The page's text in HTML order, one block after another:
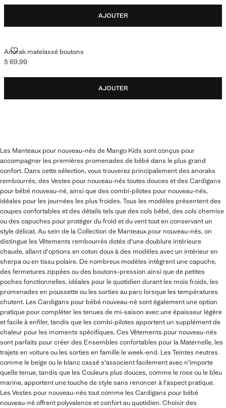
AJOUTER
Anorak matelassé boutons
ANORAK MATELASSÉ BOUTONS
Prix actuel [$ 69,99 ]
$ 69,99
AJOUTER
Les Manteaux pour nouveau-nés de Mango Kids sont conçus pour
accompagner les premières promenades de bébé dans le plus grand
confort. Dans cette sélection, vous trouverez principalement des anoraks
rembourrés, des Vestes pour nouveau-nés toutes douces et des Cardigans
pour bébé nouveau-né, ainsi que des combi-pilotes pour nouveau-nés,
idéales pour les journées les plus froides. Tous les modèles présentent des
coupes confortables et des détails tels que des cols bébé, des cols chemise
ou des capuches pour protéger du froid et du vent tout en conservant un
style délicat. Au sein de la Collection de Manteaux pour nouveau-nés, on
distingue les Vêtements rembourrés dotés d'une doublure intérieure
chaude, allant d'options en coton doux à des modèles avec un intérieur en
sherpa ou en tissu polaire. De nombreux modèles intègrent une capuche,
des fermetures zippées ou des boutons-pression ainsi que de petites
poches fonctionnelles, idéales pour le quotidien durant les mois froids, les
promenades en poussette ou les sorties au parc lorsque les températures
chutent. Les Cardigans pour bébé nouveau-né sont également une option
pratique pour compléter les tenues de mi-saison avec une épaisseur légère
et facile à enfiler, tandis que les combi-pilotes apportent un supplément de
chaleur pour les moments spécifiques. Ces Vêtements pour nouveau-nés
sont parfaits pour créer des Ensembles confortables pour la Maternelle, les
trajets en voiture ou les sorties en famille le week-end. Les Teintes neutres
comme le beige ou le blanc cassé s'associent facilement avec n'importe
quelle tenue, tandis que les Couleurs plus douces, comme le rose ou le bleu
marine, apportent une touche de style sans renoncer à l'aspect pratique.
Les Vestes pour nouveau-nés tout comme les Cardigans pour bébé
nouveau-né offrent polyvalence et confort au quotidien. Choisir des